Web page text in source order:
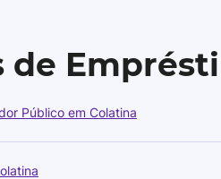
Público em Colatina